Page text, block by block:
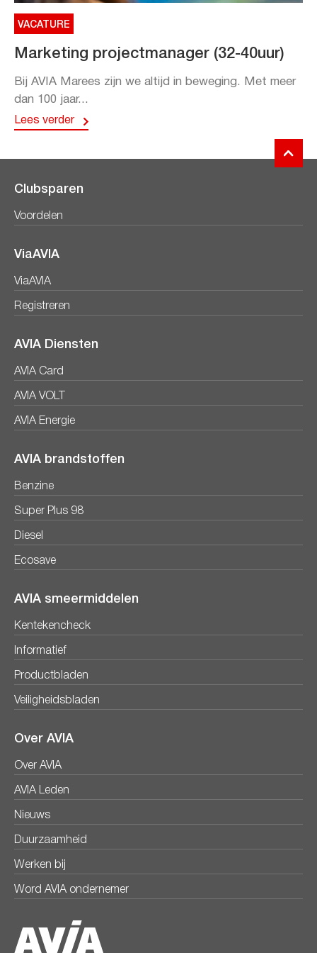
VACATURE
Marketing projectmanager (32-40uur)
Bij AVIA Marees zijn we altijd in beweging. Met meer
dan 100 jaar...
Lees verder
Clubsparen
Voordelen
ViaAVIA
ViaAVIA
Registreren
AVIA Diensten
AVIA Card
AVIA VOLT
AVIA Energie
AVIA brandstoffen
Benzine
Super Plus 98
Diesel
Ecosave
AVIA smeermiddelen
Kentekencheck
Informatief
Productbladen
Veiligheidsbladen
Over AVIA
Over AVIA
AVIA Leden
Nieuws
Duurzaamheid
Werken bij
Word AVIA ondernemer